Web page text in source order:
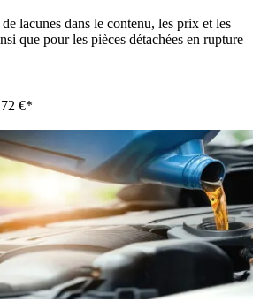
lacunes dans le contenu, les prix et les
que pour les pièces détachées en rupture
€*